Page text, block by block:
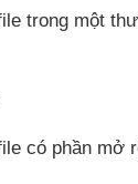
trong một
có phần mở